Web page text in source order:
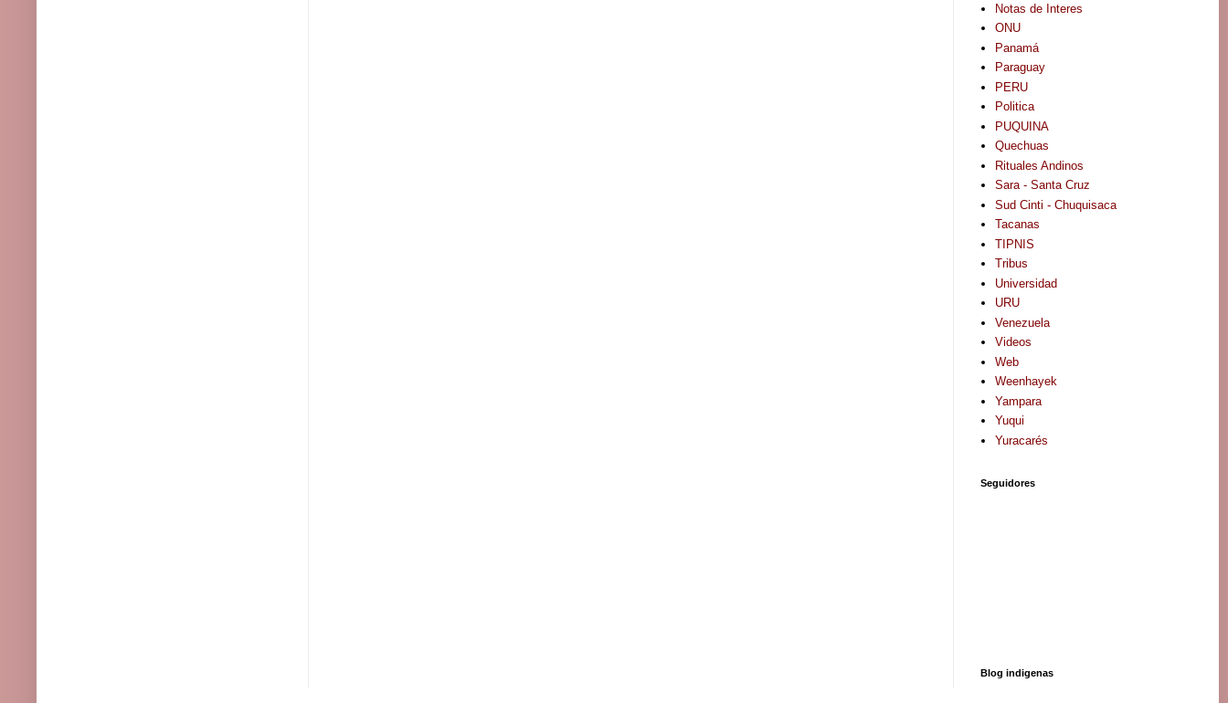
Notas de Interes
ONU
Panamá
Paraguay
PERU
Politica
PUQUINA
Quechuas
Rituales Andinos
Sara - Santa Cruz
Sud Cinti - Chuquisaca
Tacanas
TIPNIS
Tribus
Universidad
URU
Venezuela
Videos
Web
Weenhayek
Yampara
Yuqui
Yuracarés
Seguidores
Blog indigenas